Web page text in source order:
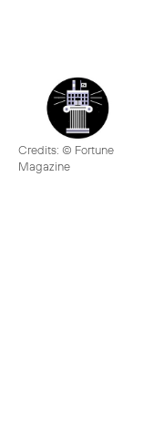
Credits: © Fortune
Magazine